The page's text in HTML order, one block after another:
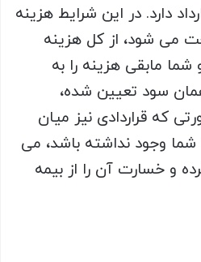
دارد. در این شرایط هزینه
می شود، از کل هزینه
مابقی هزینه را به
سود تعیین شده،
که قراردادی نیز میان
وجود نداشته باشد، می
و خسارت آن را از بیمه